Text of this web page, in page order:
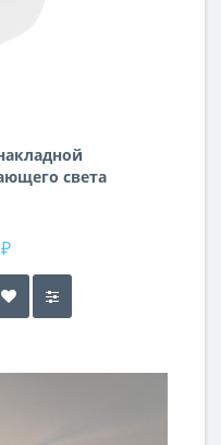
света